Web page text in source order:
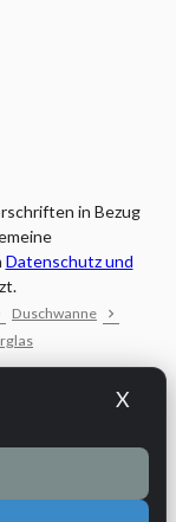
X
in Bezug
Datenschutz und
Duschwanne